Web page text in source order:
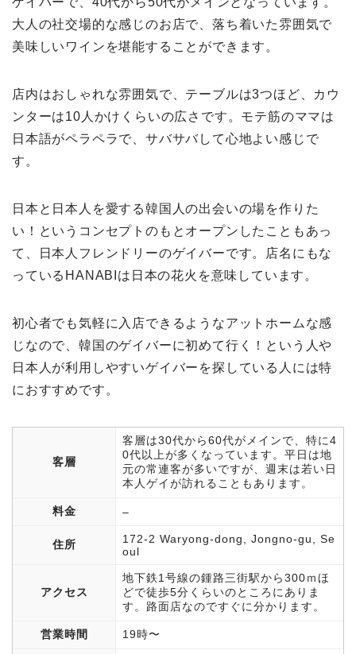
大人の社交場的な感じのお店で、落ち着いた雰囲気で
美味しいワインを堪能することができます。
店内はおしゃれな雰囲気で、テーブルは3つほど、カウ
ンターは10人かけくらいの広さです。モテ筋のママは
日本語がペラペラで、サバサバして心地よい感じで
す。
日本と日本人を愛する韓国人の出会いの場を作りた
い！というコンセプトのもとオープンしたこともあっ
て、日本人フレンドリーのゲイバーです。店名にもな
っているHANABIは日本の花火を意味しています。
初心者でも気軽に入店できるようなアットホームな感
じなので、韓国のゲイバーに初めて行く！という人や
日本人が利用しやすいゲイバーを探している人には特
におすすめです。
客層
客層は30代から60代がメインで、特に4
0代以上が多くなっています。平日は地
元の常連客が多いですが、週末は若い日
本人ゲイが訪れることもあります。
料金 –
住所
172-2 Waryong-dong, Jongno-gu, Se
oul
アクセス
地下鉄1号線の鍾路三街駅から300ｍほ
どで徒歩5分くらいのところにありま
す。路面店なのですぐに分かります。
営業時間 19時〜